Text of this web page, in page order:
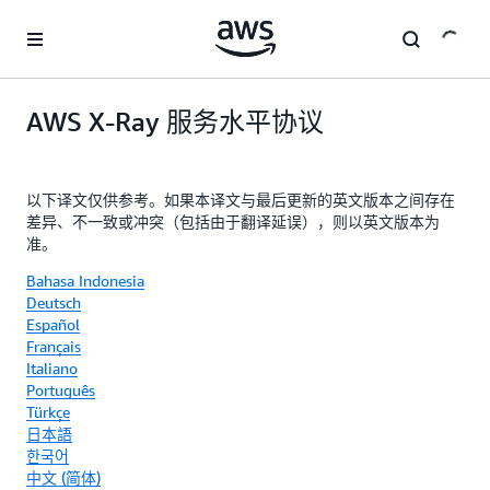
AWS X-Ray 服务水平协议
以下译文仅供参考。如果本译文与最后更新的英文版本之间存在
差异、不一致或冲突（包括由于翻译延误），则以英文版本为
准。
Bahasa Indonesia
Deutsch
Español
Français
Italiano
Português
Türkçe
日本語
한국어
中文 (简体)